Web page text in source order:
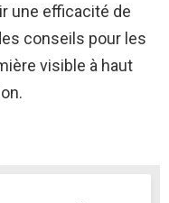
une efficacité de
conseils pour les
visible à haut